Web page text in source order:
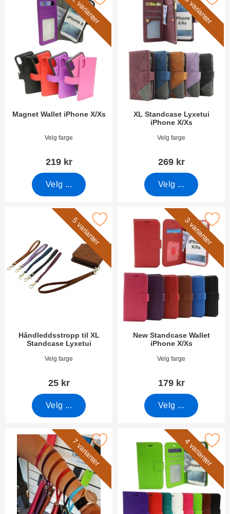
2 varianter
Magnet Wallet iPhone X/Xs
Varenummer 24694
Velg farge
219 kr
Velg ...
5 varianter
XL Standcase Lyxetui
iPhone X/Xs
Varenummer 48221
Velg farge
269 kr
Velg ...
5 varianter
Håndleddsstropp til XL
Standcase Lyxetui
Varenummer 50276
Velg farge
25 kr
Velg ...
håndleddsstropp til XL Standcase Lyxetui som favoritt
3 varianter
New Standcase Wallet
iPhone X/Xs
Varenummer 32077
Velg farge
179 kr
Velg ...
Merk new Standcase Wallet
7 varianter
håndleddsstropp til New Standcase Wallet som favoritt
4 varianter
Merk crazy Horse Wallet